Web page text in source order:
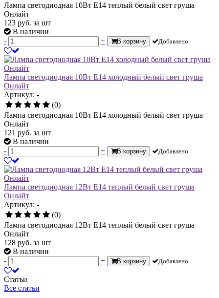
Лампа светодиодная 10Вт Е14 теплый белый свет груша
Онлайт
123 руб. за шт
В наличии
-
+ В корзину Добавлено
Лампа светодиодная 10Вт Е14 холодный белый свет груша
Онлайт
Артикул: -
(0)
Лампа светодиодная 10Вт Е14 холодный белый свет груша
Онлайт
121 руб. за шт
В наличии
-
+ В корзину Добавлено
Лампа светодиодная 12Вт Е14 теплый белый свет груша
Онлайт
Артикул: -
(0)
Лампа светодиодная 12Вт Е14 теплый белый свет груша
Онлайт
128 руб. за шт
В наличии
-
+ В корзину Добавлено
Статьи
Все статьи